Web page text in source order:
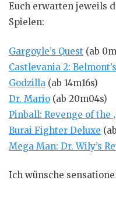
Euch erwarten jeweils
Spielen:
Gargoyle’s Quest (ab
Castlevania 2:
Godzilla (ab 14m16s)
Dr. Mario (ab 20m04s)
Pinball: Revenge of the
Burai Fighter Deluxe
Mega Man: Dr. Wily’s
Ich wünsche